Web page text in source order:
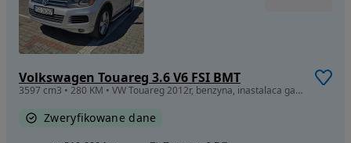
Volkswagen Touareg 3.6 V6 FSI BMT
3597 cm3 • 280 KM • VW Touareg 2012r, benzyna, inastalaca gazowa, 210tyś km.
Zweryfikowane dane